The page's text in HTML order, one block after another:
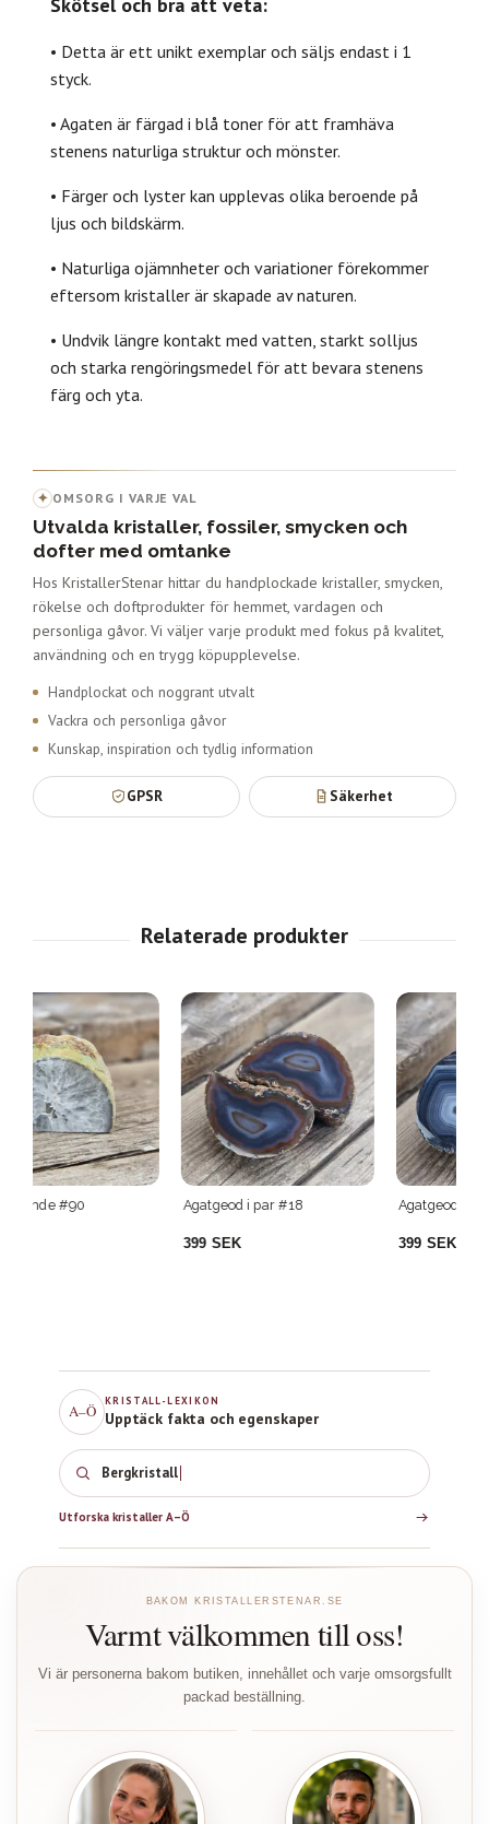
A–Ö
KRISTALL-LEXIKON
Upptäck fakta och egenskaper
Bergkristall
Utforska kristaller A–Ö
BAKOM KRISTALLERSTENAR.SE
Varmt välkommen till oss!
Vi är personerna bakom butiken, innehållet och varje omsorgsfullt
packad beställning.
• Detta är ett unikt exemplar och säljs endast i 1
styck.
• Agaten är färgad i blå toner för att framhäva
stenens naturliga struktur och mönster.
• Färger och lyster kan upplevas olika beroende på
ljus och bildskärm.
• Naturliga ojämnheter och variationer förekommer
eftersom kristaller är skapade av naturen.
• Undvik längre kontakt med vatten, starkt solljus
och starka rengöringsmedel för att bevara stenens
färg och yta.
✦ OMSORG I VARJE VAL
Utvalda kristaller, fossiler, smycken och
dofter med omtanke
Hos KristallerStenar hittar du handplockade kristaller, smycken,
rökelse och doftprodukter för hemmet, vardagen och
personliga gåvor. Vi väljer varje produkt med fokus på kvalitet,
användning och en trygg köpupplevelse.
Handplockat och noggrant utvalt
Vackra och personliga gåvor
Kunskap, inspiration och tydlig information
GPSR Säkerhet
Agatgeod i par #18 Agatgeod i par #31